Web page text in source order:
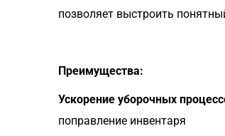
позволяет выстроить
Преимущества:
Ускорение уборочных
поправление инвентаря